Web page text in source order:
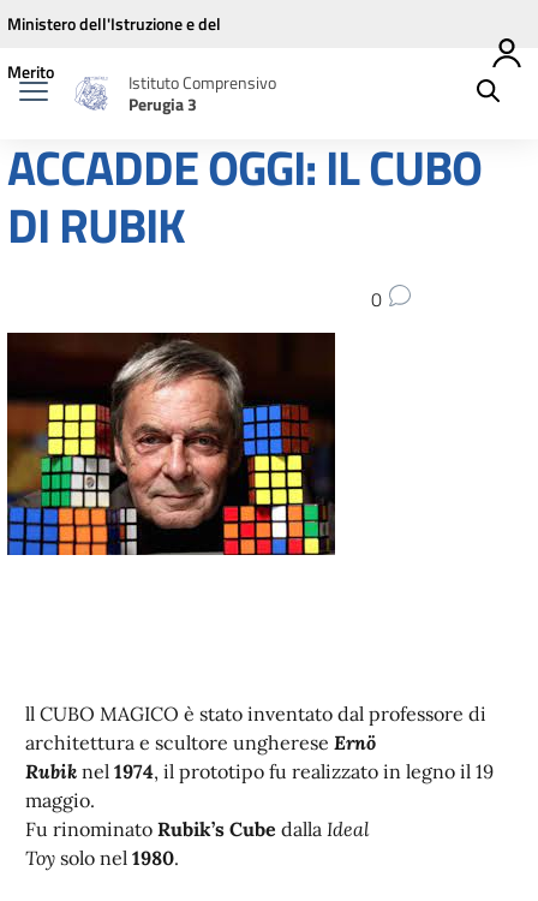
Vai ai contenuti
Vai al menu di navigazione
Vai al footer
Ministero dell'Istruzione e del
Merito
Istituto Comprensivo
Perugia 3
ACCADDE OGGI: IL CUBO
DI RUBIK
0
ll CUBO MAGICO è stato inventato dal professore di
architettura e scultore ungherese Ernö
Rubik nel 1974, il prototipo fu realizzato in legno il 19
maggio.
Fu rinominato Rubik’s Cube dalla Ideal
Toy solo nel 1980.